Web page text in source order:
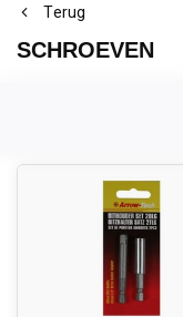
Terug
SCHROEVEN